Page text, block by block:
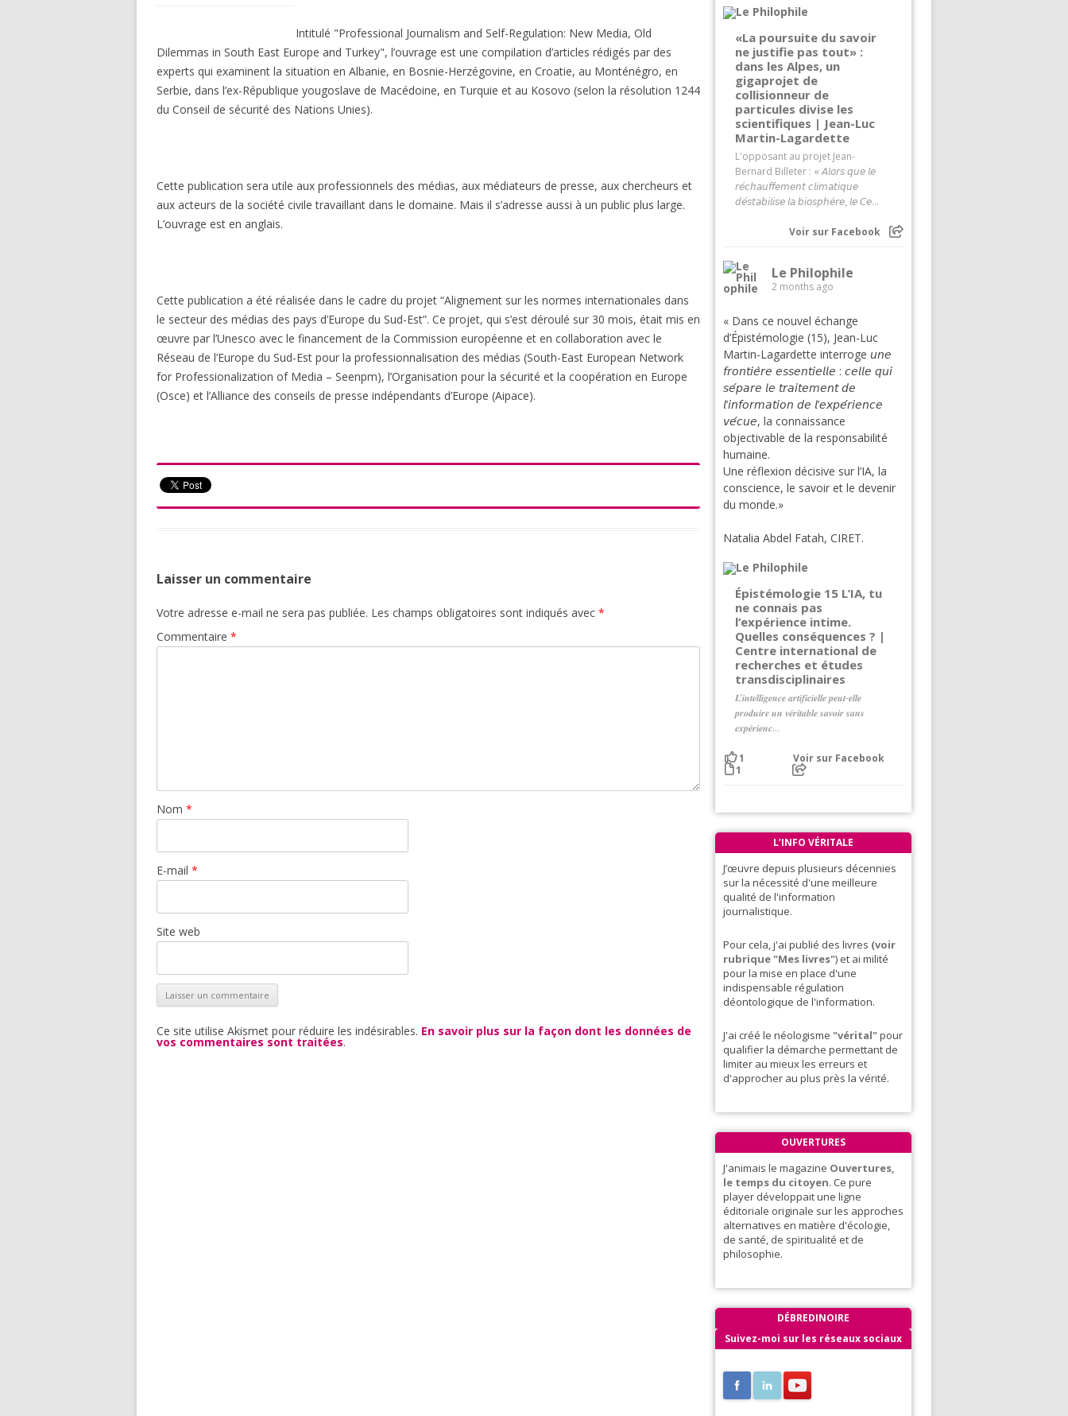
Intitulé "Professional Journalism and Self-Regulation: New Media, Old
Dilemmas in South East Europe and Turkey", l’ouvrage est une compilation d’articles rédigés par des
experts qui examinent la situation en Albanie, en Bosnie-Herzégovine, en Croatie, au Monténégro, en
Serbie, dans l’ex-République yougoslave de Macédoine, en Turquie et au Kosovo (selon la résolution 1244
du Conseil de sécurité des Nations Unies).
Cette publication sera utile aux professionnels des médias, aux médiateurs de presse, aux chercheurs et
aux acteurs de la société civile travaillant dans le domaine. Mais il s’adresse aussi à un public plus large.
L’ouvrage est en anglais.
Cette publication a été réalisée dans le cadre du projet “Alignement sur les normes internationales dans
le secteur des médias des pays d’Europe du Sud-Est”. Ce projet, qui s’est déroulé sur 30 mois, était mis en
œuvre par l’Unesco avec le financement de la Commission européenne et en collaboration avec le
Réseau de l’Europe du Sud-Est pour la professionnalisation des médias (South-East European Network
for Professionalization of Media – Seenpm), l’Organisation pour la sécurité et la coopération en Europe
(Osce) et l’Alliance des conseils de presse indépendants d’Europe (Aipace).
Laisser un commentaire
Votre adresse e-mail ne sera pas publiée. Les champs obligatoires sont indiqués avec *
Commentaire *
Nom *
E-mail *
Site web
Ce site utilise Akismet pour réduire les indésirables. En savoir plus sur la façon dont les données de
vos commentaires sont traitées.
«La poursuite du savoir
ne justifie pas tout» :
dans les Alpes, un
gigaprojet de
collisionneur de
particules divise les
scientifiques | Jean-Luc
Martin-Lagardette
L'opposant au projet Jean-
Bernard Billeter : « 𝘈𝘭𝘰𝘳𝘴 𝘲𝘶𝘦 𝘭𝘦
𝘳𝘦́𝘤𝘩𝘢𝘶𝘧𝘧𝘦𝘮𝘦𝘯𝘵 𝘤𝘭𝘪𝘮𝘢𝘵𝘪𝘲𝘶𝘦
𝘥𝘦́𝘴𝘵𝘢𝘣𝘪𝘭𝘪𝘴𝘦 𝘭𝘢 𝘣𝘪𝘰𝘴𝘱𝘩𝘦̀𝘳𝘦, 𝘭𝘦 𝘊𝘦...
Voir sur Facebook
Le Philophile
2 months ago
« Dans ce nouvel échange
d’Épistémologie (15), Jean-Luc
Martin-Lagardette interroge 𝘶𝘯𝘦
𝘧𝘳𝘰𝘯𝘵𝘪𝘦̀𝘳𝘦 𝘦𝘴𝘴𝘦𝘯𝘵𝘪𝘦𝘭𝘭𝘦 : 𝘤𝘦𝘭𝘭𝘦 𝘲𝘶𝘪
𝘴𝘦́𝘱𝘢𝘳𝘦 𝘭𝘦 𝘵𝘳𝘢𝘪𝘵𝘦𝘮𝘦𝘯𝘵 𝘥𝘦
𝘭’𝘪𝘯𝘧𝘰𝘳𝘮𝘢𝘵𝘪𝘰𝘯 𝘥𝘦 𝘭’𝘦𝘹𝘱𝘦́𝘳𝘪𝘦𝘯𝘤𝘦
𝘷𝘦́𝘤𝘶𝘦, la connaissance
objectivable de la responsabilité
humaine.
Une réflexion décisive sur l’IA, la
conscience, le savoir et le devenir
du monde.»
Natalia Abdel Fatah, CIRET.
Épistémologie 15 L’IA, tu
ne connais pas
l’expérience intime.
Quelles conséquences ? |
Centre international de
recherches et études
transdisciplinaires
𝑳’𝒊𝒏𝒕𝒆𝒍𝒍𝒊𝒈𝒆𝒏𝒄𝒆 𝒂𝒓𝒕𝒊𝒇𝒊𝒄𝒊𝒆𝒍𝒍𝒆 𝒑𝒆𝒖𝒕-𝒆𝒍𝒍𝒆
𝒑𝒓𝒐𝒅𝒖𝒊𝒓𝒆 𝒖𝒏 𝒗𝒆́𝒓𝒊𝒕𝒂𝒃𝒍𝒆 𝒔𝒂𝒗𝒐𝒊𝒓 𝒔𝒂𝒏𝒔
𝒆𝒙𝒑𝒆́𝒓𝒊𝒆𝒏𝒄...
1
1
Voir sur Facebook
L’INFO VÉRITALE
J’œuvre depuis plusieurs décennies
sur la nécessité d'une meilleure
qualité de l'information
journalistique.
Pour cela, j'ai publié des livres (voir
rubrique "Mes livres") et ai milité
pour la mise en place d'une
indispensable régulation
déontologique de l'information.
J'ai créé le néologisme "vérital"pour
qualifier la démarche permettant de
limiter au mieux les erreurs et
d'approcher au plus près la vérité.
OUVERTURES
J'animais le magazine Ouvertures,
le temps du citoyen. Ce pure
player développait une ligne
éditoriale originale sur les approches
alternatives en matière d'écologie,
de santé, de spiritualité et de
philosophie.
DÉBREDINOIRE
Suivez-moi sur les réseaux sociaux